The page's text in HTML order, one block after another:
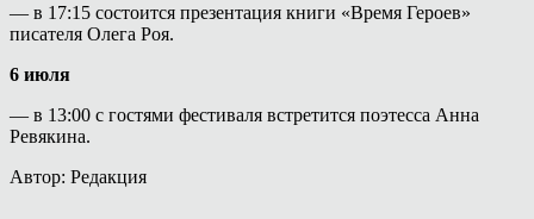
— в 17:15 состоится презентация книги «Время Героев»
писателя Олега Роя.
6 июля
— в 13:00 с гостями фестиваля встретится поэтесса Анна
Ревякина.
Автор: Редакция